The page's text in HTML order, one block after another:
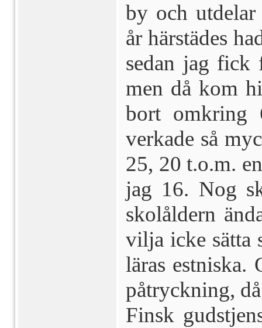
by och utdelar
år härstädes
sedan jag
men då kom
bort omkring
verkade så
25, 20 t.o.m.
jag 16. Nog
skolåldern
vilja icke sätta
läras estniska.
påtryckning,
Finsk